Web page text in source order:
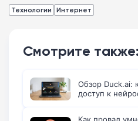
Технологии Интернет
Смотрите также:
Обзор Duck.ai:
доступ к